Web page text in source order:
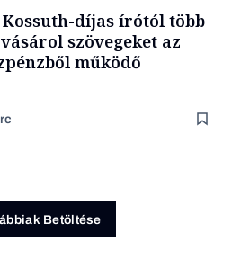
díjas írótól több
szövegeket az
működő
Betöltése